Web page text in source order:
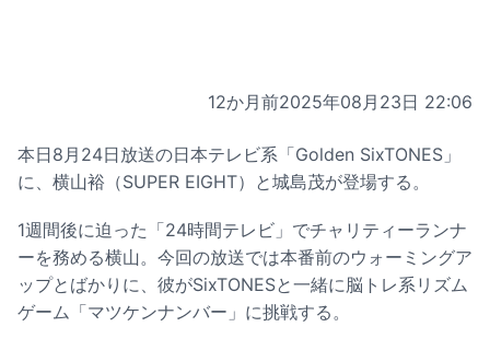
12か月前2025年08月23日 22:06
本日8月24日放送の日本テレビ系「Golden SixTONES」
に、横山裕（SUPER EIGHT）と城島茂が登場する。
1週間後に迫った「24時間テレビ」でチャリティーランナ
ーを務める横山。今回の放送では本番前のウォーミングア
ップとばかりに、彼がSixTONESと一緒に脳トレ系リズム
ゲーム「マツケンナンバー」に挑戦する。